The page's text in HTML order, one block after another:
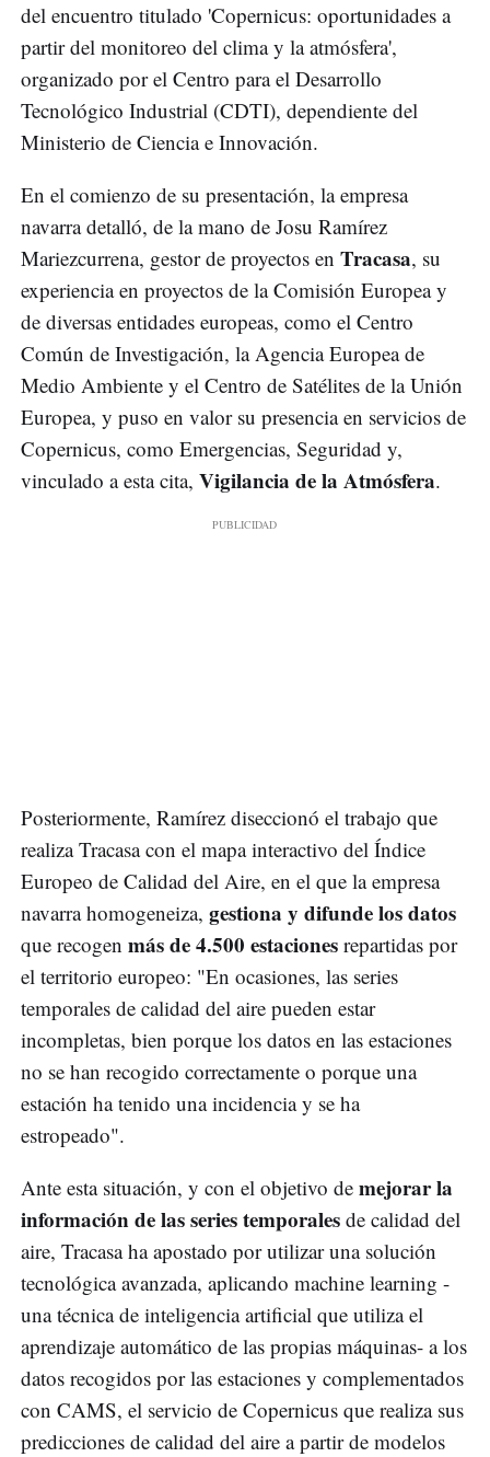
del encuentro titulado 'Copernicus: oportunidades a
partir del monitoreo del clima y la atmósfera',
organizado por el Centro para el Desarrollo
Tecnológico Industrial (CDTI), dependiente del
Ministerio de Ciencia e Innovación.
En el comienzo de su presentación, la empresa
navarra detalló, de la mano de Josu Ramírez
Mariezcurrena, gestor de proyectos en Tracasa, su
experiencia en proyectos de la Comisión Europea y
de diversas entidades europeas, como el Centro
Común de Investigación, la Agencia Europea de
Medio Ambiente y el Centro de Satélites de la Unión
Europea, y puso en valor su presencia en servicios de
Copernicus, como Emergencias, Seguridad y,
vinculado a esta cita, Vigilancia de la Atmósfera.
Posteriormente, Ramírez diseccionó el trabajo que
realiza Tracasa con el mapa interactivo del Índice
Europeo de Calidad del Aire, en el que la empresa
navarra homogeneiza, gestiona y difunde los datos
que recogen más de 4.500 estaciones repartidas por
el territorio europeo: "En ocasiones, las series
temporales de calidad del aire pueden estar
incompletas, bien porque los datos en las estaciones
no se han recogido correctamente o porque una
estación ha tenido una incidencia y se ha
estropeado".
Ante esta situación, y con el objetivo de mejorar la
información de las series temporales de calidad del
aire, Tracasa ha apostado por utilizar una solución
tecnológica avanzada, aplicando machine learning -
una técnica de inteligencia artificial que utiliza el
aprendizaje automático de las propias máquinas- a los
datos recogidos por las estaciones y complementados
con CAMS, el servicio de Copernicus que realiza sus
predicciones de calidad del aire a partir de modelos